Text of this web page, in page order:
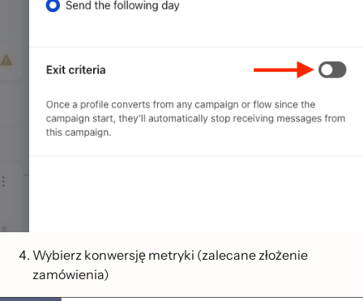
Wybierz konwersję metryki (zalecane złożenie
zamówienia)